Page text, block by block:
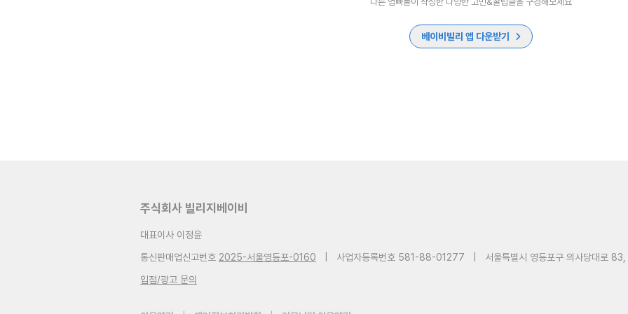
베이비빌리 앱 다운받기
주식회사 빌리지베이비
대표이사 이정윤
통신판매업신고번호 2025-서울영등포-0160 사업자등록번호 581-88-01277
서울특별시 영등포구 의사당대로
입점/광고 문의